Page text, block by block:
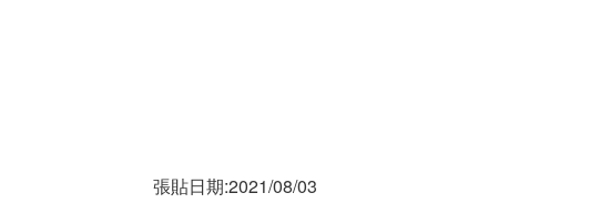
張貼日期:2021/08/03